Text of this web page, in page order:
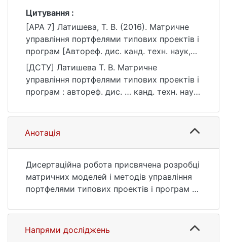
Цитування :
[APA 7] Латишева, Т. В. (2016). Матричне
управління портфелями типових проектів і
програм [Автореф. дис. канд. техн. наук,
Київський національний університет імені
Тараса Шевченка]. eKNUTSHIR.
https://ir.library.knu.ua/handle/123456789/64
[ДСТУ] Латишева Т. В. Матричне
управління портфелями типових проектів і
програм : автореф. дис. … канд. техн. наук
2016. 23 с. URL:
https://ir.library.knu.ua/handle/123456789/64
7 (дата звернення: 25.07.2026).
Анотація
Дисертаційна робота присвячена розробці
матричних моделей і методів управління
портфелями типових проектів і програм на
Розкрито особливості управління
портфелями типових проектів і програм.
Проаналізовано підходи до інтеграції
Напрями досліджень